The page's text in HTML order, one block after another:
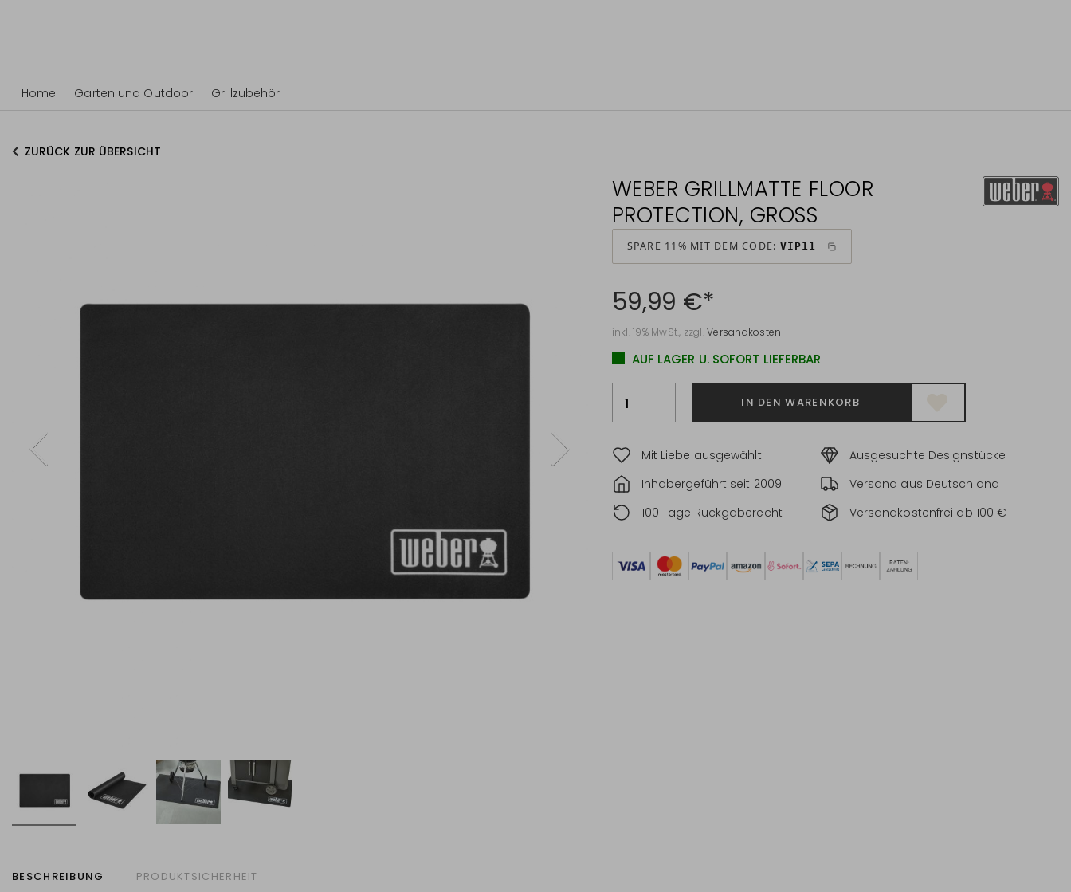
Home Garten und Outdoor Grillzubehör
ZURÜCK ZUR ÜBERSICHT
WEBER GRILLMATTE FLOOR
PROTECTION, GROSS
SPARE 11% MIT DEM CODE: VIP11
59,99 €*
inkl. 19% MwSt., zzgl.Versandkosten
AUF LAGER U. SOFORT LIEFERBAR
IN DEN WARENKORB
Mit Liebe ausgewählt
Ausgesuchte Designstücke
Inhabergeführt seit 2009
Versand aus Deutschland
100 Tage Rückgaberecht
Versandkostenfrei ab 100 €
BESCHREIBUNG PRODUKTSICHERHEIT